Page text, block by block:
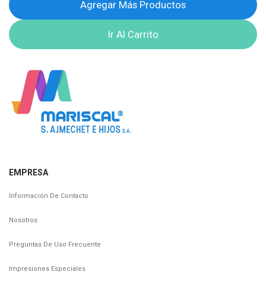
Agregar Más Productos
Ir Al Carrito
EMPRESA
Información De Contacto
Nosotros
Preguntas De Uso Frecuente
Impresiones Especiales